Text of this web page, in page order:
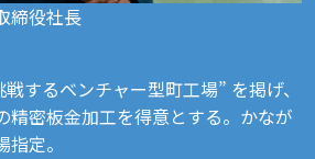
締役社長
するベンチャー型町工場” を掲げ、
精密板金加工を得意とする。かなが
定。